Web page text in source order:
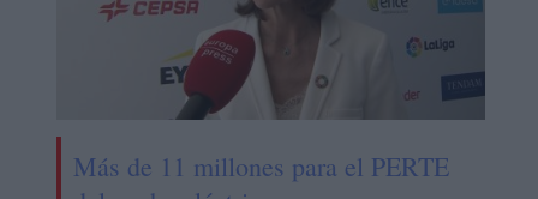
Más de 11 millones para el PERTE